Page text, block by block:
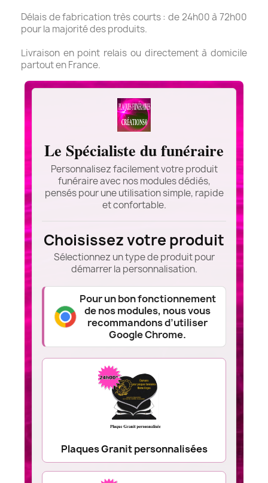
Délais de fabrication très courts : de 24h00 à 72h00
pour la majorité des produits.
Livraison en point relais ou directement à domicile
partout en France.
Le Spécialiste du funéraire
Personnalisez facilement votre produit
funéraire avec nos modules dédiés,
pensés pour une utilisation simple, rapide
et confortable.
Choisissez votre produit
Sélectionnez un type de produit pour
démarrer la personnalisation.
Pour un bon fonctionnement
de nos modules, nous vous
recommandons d’utiliser
Google Chrome.
Plaques Granit personnalisées